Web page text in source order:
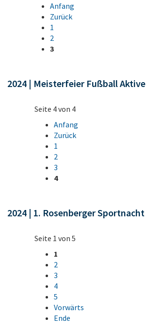
Anfang
Zurück
1
2
3
2024 | Meisterfeier Fußball Aktive
Seite 4 von 4
Anfang
Zurück
1
2
3
4
2024 | 1. Rosenberger Sportnacht
Seite 1 von 5
1
2
3
4
5
Vorwärts
Ende